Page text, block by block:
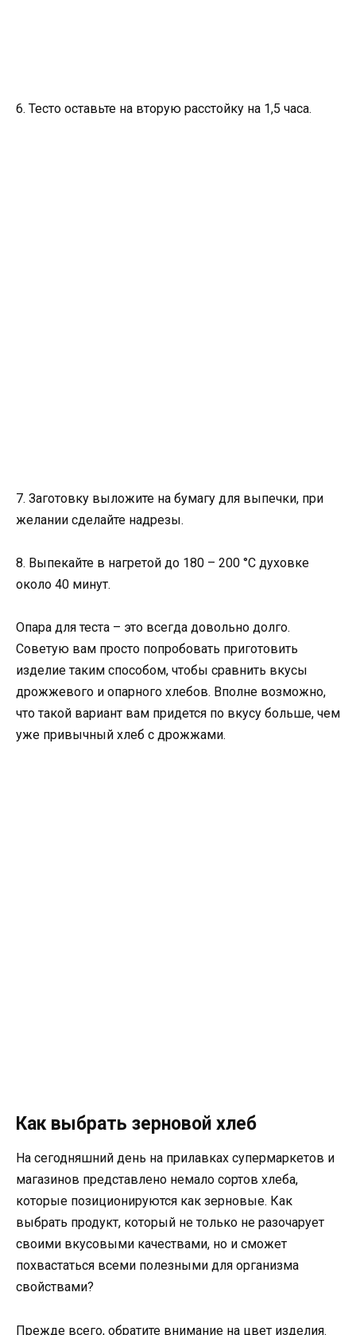
6. Тесто оставьте на вторую расстойку на 1,5 часа.
7. Заготовку выложите на бумагу для выпечки, при
желании сделайте надрезы.
8. Выпекайте в нагретой до 180 – 200 °C духовке
около 40 минут.
Опара для теста – это всегда довольно долго.
Советую вам просто попробовать приготовить
изделие таким способом, чтобы сравнить вкусы
дрожжевого и опарного хлебов. Вполне возможно,
что такой вариант вам придется по вкусу больше, чем
уже привычный хлеб с дрожжами.
Как выбрать зерновой хлеб
На сегодняшний день на прилавках супермаркетов и
магазинов представлено немало сортов хлеба,
которые позиционируются как зерновые. Как
выбрать продукт, который не только не разочарует
своими вкусовыми качествами, но и сможет
похвастаться всеми полезными для организма
свойствами?
Прежде всего, обратите внимание на цвет изделия.